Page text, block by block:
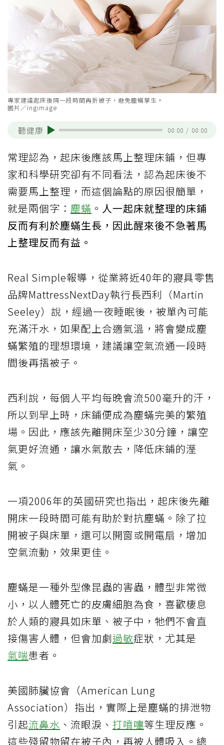
專家建議起床後隔一段時間再折被子，避免塵蟎孳生。
圖片／ingimage
聽健康 00:00 / 00:00
常理認為，起床後應該馬上整理床鋪，但專
家和科學研究卻有不同看法，認為起床後不
需要馬上整理，而這個論點的原因很簡單，
就是兩個字： 塵蟎 。 人一起床就整理的床鋪
反而有利於塵蟎生長，因此醒來後不急著馬
上整理反而有益。
Real Simple報導，從業將近40年的寢具零售
品牌MattressNextDay執行長西利（Martin
Seeley）說，經過一夜睡眠後，被單內可能
充滿汗水，如果配上合適氣溫，將會變成塵
蟎繁殖的理想環境，建議讓空氣流通一段時
間後再摺被子。
西利說，每個人平均每晚會流500毫升的汗，
所以到早上時，床鋪便成為塵蟎完美的繁殖
場。因此，應該先離開床至少30分鐘，讓空
氣更好流通，讓水氣散去，降低床鋪的溼
氣。
一項2006年的英國研究也指出，起床後先離
開床一段時間可能有助於對抗塵蟎。除了拉
開被子與床單，還可以開窗或開電扇，增加
空氣流動，效果更佳。
塵蟎是一種外型像昆蟲的害蟲，體型非常微
小，以人體死亡的皮膚細胞為食，喜歡棲息
於人類的寢具如床單、被子中，牠們不會直
接傷害人體，但會加劇過敏症狀，尤其是
氣喘患者。
美國肺臟協會（American Lung
Association）指出，實際上是塵蟎的排泄物
引起流鼻水 、流眼淚、 打噴嚏等生理反應。
這些殘留物留在被子內，再被人體吸入。總